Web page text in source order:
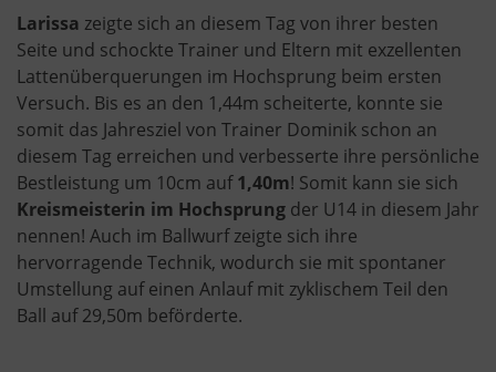
Larissa zeigte sich an diesem Tag von ihrer besten
Seite und schockte Trainer und Eltern mit exzellenten
Lattenüberquerungen im Hochsprung beim ersten
Versuch. Bis es an den 1,44m scheiterte, konnte sie
somit das Jahresziel von Trainer Dominik schon an
diesem Tag erreichen und verbesserte ihre persönliche
Bestleistung um 10cm auf1,40m! Somit kann sie sich
Kreismeisterin im Hochsprung der U14 in diesem Jahr
nennen! Auch im Ballwurf zeigte sich ihre
hervorragende Technik, wodurch sie mit spontaner
Umstellung auf einen Anlauf mit zyklischem Teil den
Ball auf 29,50m beförderte.